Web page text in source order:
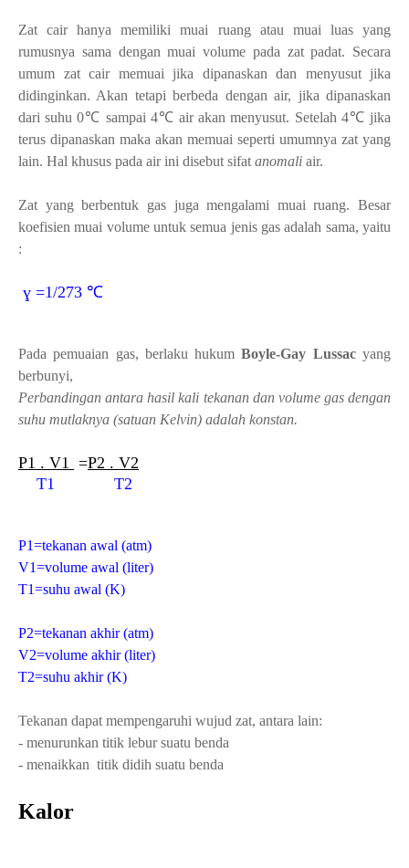
Zat cair hanya memiliki muai ruang atau muai luas yang
rumusnya sama dengan muai volume pada zat padat. Secara
umum zat cair memuai jika dipanaskan dan menyusut jika
didinginkan. Akan tetapi berbeda dengan air, jika dipanaskan
dari suhu 0℃ sampai 4℃ air akan menyusut. Setelah 4℃ jika
terus dipanaskan maka akan memuai seperti umumnya zat yang
lain. Hal khusus pada air ini disebut sifat anomali air.
Zat yang berbentuk gas juga mengalami muai ruang. Besar
koefisien muai volume untuk semua jenis gas adalah sama, yaitu
:
ɣ =1/273 ℃
Pada pemuaian gas, berlaku hukumBoyle-Gay Lussacyang
berbunyi,
Perbandingan antara hasil kali tekanan dan volume gas dengan
suhu mutlaknya (satuan Kelvin) adalah konstan.
P1 . V1 =P2 . V2
T1 T2
P1=tekanan awal (atm)
V1=volume awal (liter)
T1=suhu awal (K)
P2=tekanan akhir (atm)
V2=volume akhir (liter)
T2=suhu akhir (K)
Tekanan dapat mempengaruhi wujud zat, antara lain:
- menurunkan titik lebur suatu benda
- menaikkan titik didih suatu benda
Kalor